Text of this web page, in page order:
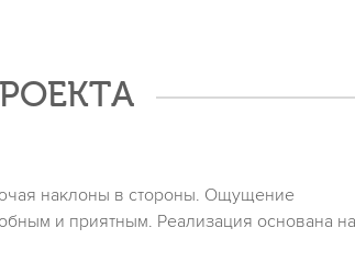
наклоны в стороны. Ощущение
и приятным. Реализация основана на